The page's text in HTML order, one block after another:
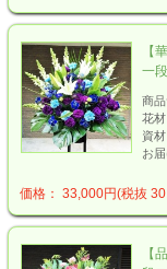
【
一
商
花
資
お
価格： 33,000円(税抜
【